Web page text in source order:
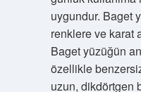
uygundur. Baget
renklere ve karat
Baget yüzüğün
özellikle
uzun, dikdörtgen